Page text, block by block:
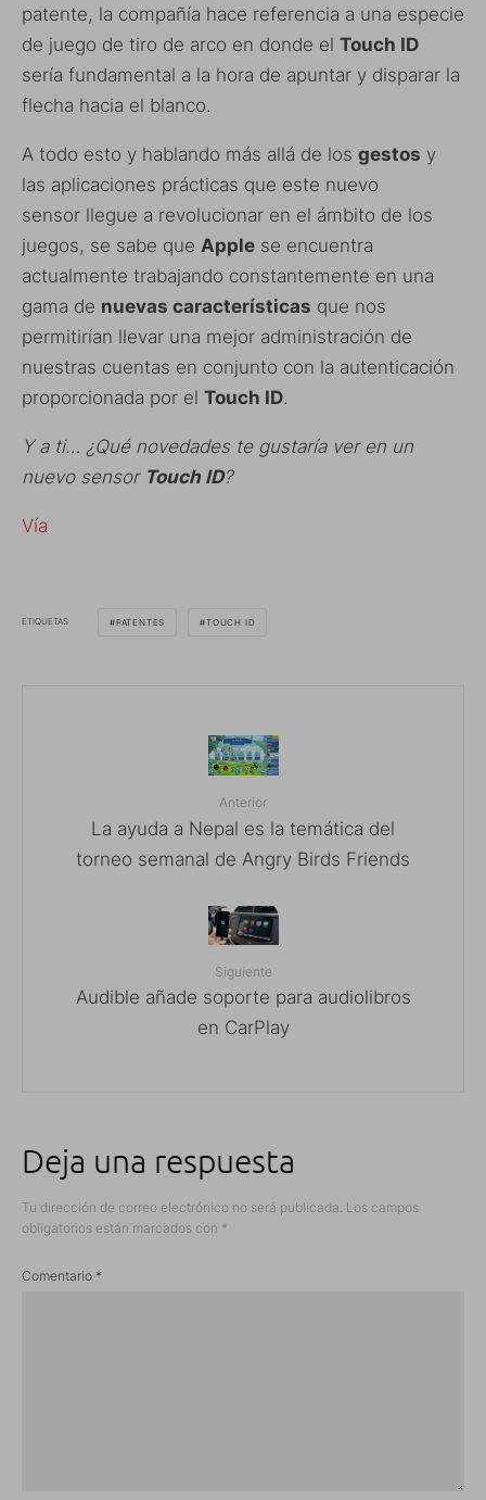
patente, la compañía hace referencia a una especie
de juego de tiro de arco en donde el Touch ID
sería fundamental a la hora de apuntar y disparar la
flecha hacia el blanco.
A todo esto y hablando más allá de los gestos y
las aplicaciones prácticas que este nuevo
sensor llegue a revolucionar en el ámbito de los
juegos, se sabe que Apple se encuentra
actualmente trabajando constantemente en una
gama de nuevas características que nos
permitirían llevar una mejor administración de
nuestras cuentas en conjunto con la autenticación
proporcionada por el Touch ID.
Y a ti… ¿Qué novedades te gustaría ver en un
nuevo sensor Touch ID?
Vía
ETIQUETAS PATENTES TOUCH ID
Anterior
La ayuda a Nepal es la temática del
torneo semanal de Angry Birds Friends
Siguiente
Audible añade soporte para audiolibros
en CarPlay
Deja una respuesta
Tu dirección de correo electrónico no será publicada. Los campos
obligatorios están marcados con *
Comentario *